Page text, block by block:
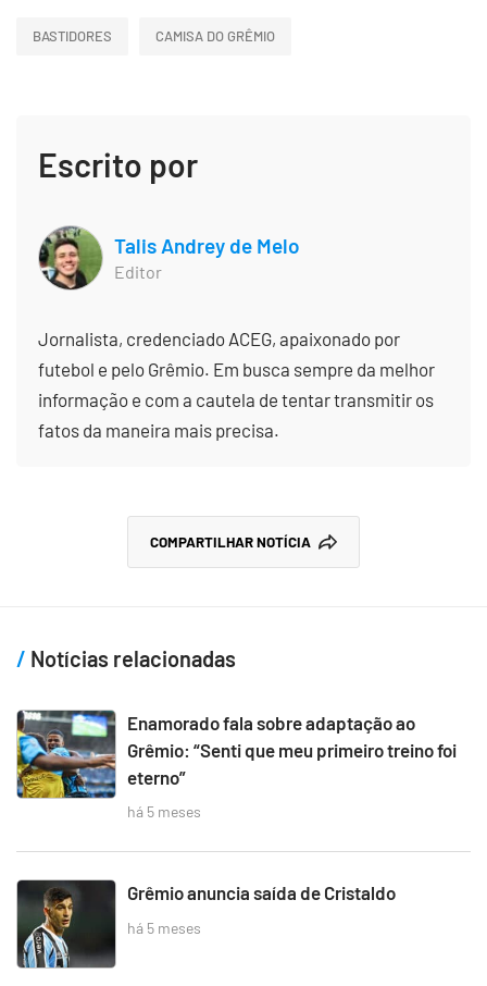
BASTIDORES CAMISA DO GRÊMIO
Escrito por
Talis Andrey de Melo
Editor
Jornalista, credenciado ACEG, apaixonado por
futebol e pelo Grêmio. Em busca sempre da melhor
informação e com a cautela de tentar transmitir os
fatos da maneira mais precisa.
COMPARTILHAR NOTÍCIA
Notícias relacionadas
Enamorado fala sobre adaptação ao
Grêmio: “Senti que meu primeiro treino foi
eterno”
há 5 meses
Grêmio anuncia saída de Cristaldo
há 5 meses